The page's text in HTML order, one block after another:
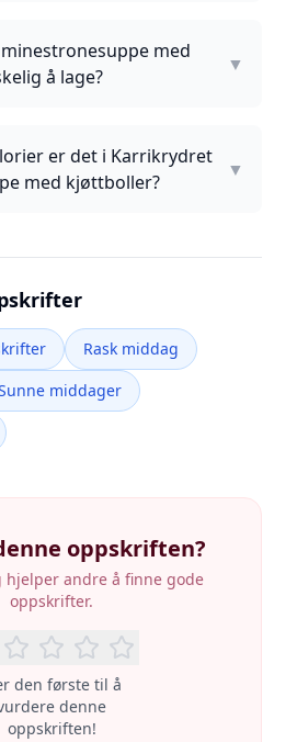
med
å lage?
▼
er det i Karrikrydret
med kjøttboller?
▼
Rask middag
middager
oppskriften?
hjelper andre å finne gode
oppskrifter.
den første til å
denne
oppskriften!